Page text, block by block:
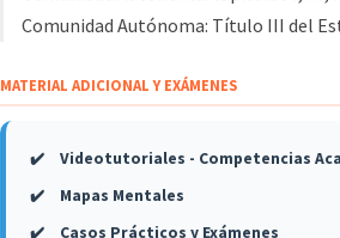
Comunidad Autónoma: Título III del
MATERIAL ADICIONAL Y EXÁMENES
Videotutoriales - Competencias
Mapas Mentales
Casos Prácticos y Exámenes